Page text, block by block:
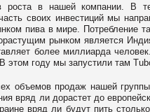
в нашей компании. В
своих инвестиций мы
пива в мире. Потребление
рынком является
более миллиарда
этом году мы запустили там
объемов продаж нашей
вряд ли дорастет до
вряд ли будут пить